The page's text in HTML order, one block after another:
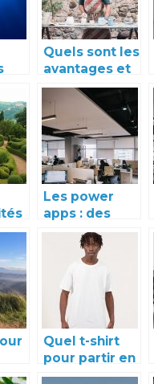
la
Quels sont les
avantages et
les
inconvénients
des activités
en plein air ?
de
Les power
apps : des
outils
microsoft
entreprise
Quel t-shirt
pour partir en
vacances en